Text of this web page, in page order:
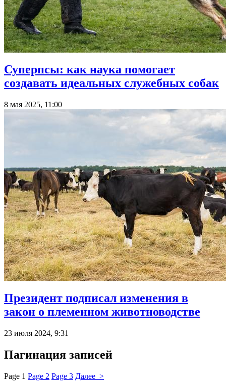
Суперпсы: как наука помогает
создавать идеальных служебных собак
8 мая 2025, 11:00
Президент подписал изменения в
закон о племенном животноводстве
23 июля 2024, 9:31
Пагинация записей
Page 1 Page 2 Page 3 Далее >